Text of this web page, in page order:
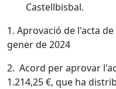
Castellbisbal.
1. Aprovació de l'acta
gener de 2024
2. Acord per aprovar
1.214,25 €, que ha